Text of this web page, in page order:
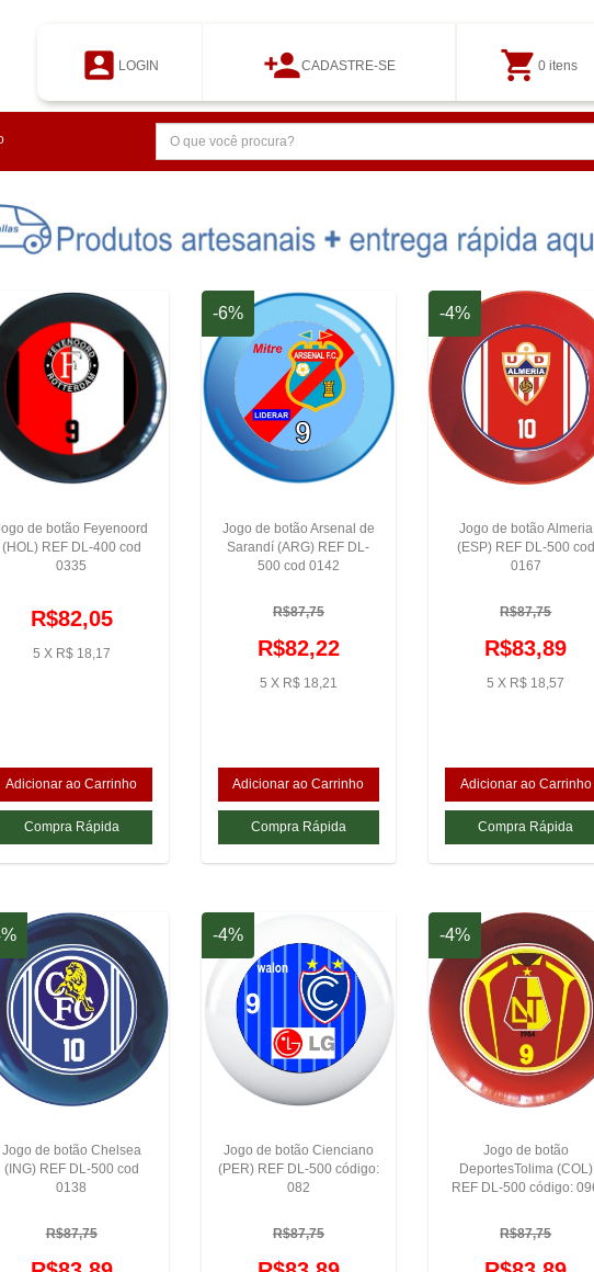
 LOGIN CADASTRE-SE shopping_cart 0 itens
de botão Feyenoord
(HOL) REF DL-400 cod
0335
R$82,05
5 X R$ 18,17
-6%
Jogo de botão Arsenal de
Sarandí (ARG) REF DL-
500 cod 0142
R$87,75
R$82,22
5 X R$ 18,21
-4%
Jogo de botão Almeria
(ESP) REF DL-500 cod
0167
R$87,75
R$83,89
5 X R$ 18,57
Jogo de botão Chelsea
(ING) REF DL-500 cod
0138
R$87,75
-4%
Jogo de botão Cienciano
(PER) REF DL-500 código:
082
R$87,75
-4%
Jogo de botão
DeportesTolima (COL)
REF DL-500 código:
R$87,75